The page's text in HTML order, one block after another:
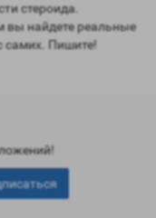
стероида.
вы найдете реальные
самих. Пишите!